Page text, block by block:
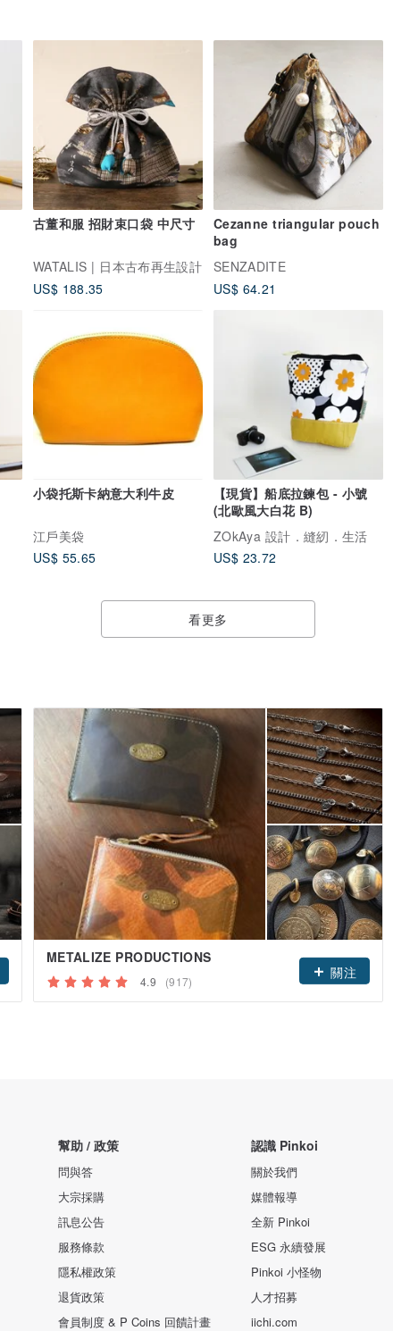
古董和服 招財束口袋 中尺寸
WATALIS | 日本古布再生設計
US$ 188.35
Cezanne triangular pouch
bag
SENZADITE
US$ 64.21
小袋托斯卡納意大利牛皮
江戶美袋
US$ 55.65
【現貨】船底拉鍊包 - 小號
(北歐風大白花 B)
ZOkAya 設計．縫紉．生活
US$ 23.72
看更多
METALIZE PRODUCTIONS
4.9 (917)
關注
幫助 / 政策
問與答
大宗採購
訊息公告
服務條款
隱私權政策
退貨政策
會員制度 & P Coins 回饋計畫
認識 Pinkoi
關於我們
媒體報導
全新 Pinkoi
ESG 永續發展
Pinkoi 小怪物
人才招募
iichi.com